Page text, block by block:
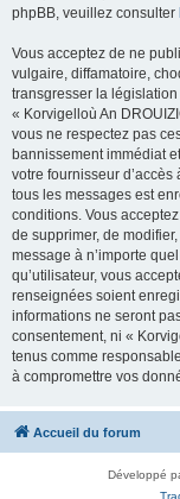
phpBB, veuillez consulter
Vous acceptez de ne
vulgaire, diffamatoire,
transgresser la
« Korvigelloù An
vous ne respectez pas
bannissement immédiat
votre fournisseur d’accès
tous les messages est
conditions. Vous
de supprimer, de
message à n’importe
qu’utilisateur, vous
renseignées soient
informations ne seront
consentement, ni «
tenus comme
à compromettre vos
Accueil du forum
Développé